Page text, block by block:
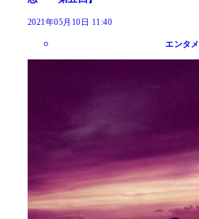
2021年05月10日 11:40
エンタメ